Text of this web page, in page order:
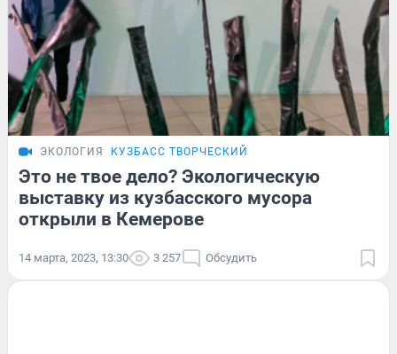
ЭКОЛОГИЯ КУЗБАСС ТВОРЧЕСКИЙ
Это не твое дело? Экологическую
выставку из кузбасского мусора
открыли в Кемерове
14 марта, 2023, 13:30 3 257 Обсудить